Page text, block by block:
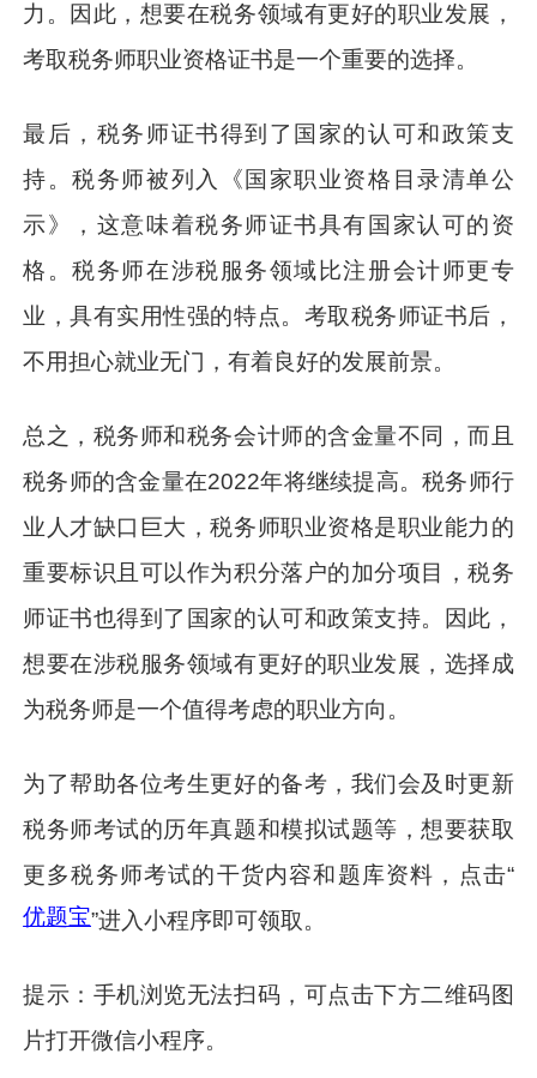
力。因此，想要在税务领域有更好的职业发展，
考取税务师职业资格证书是一个重要的选择。
最后，税务师证书得到了国家的认可和政策支
持。税务师被列入《国家职业资格目录清单公
示》，这意味着税务师证书具有国家认可的资
格。税务师在涉税服务领域比注册会计师更专
业，具有实用性强的特点。考取税务师证书后，
不用担心就业无门，有着良好的发展前景。
总之，税务师和税务会计师的含金量不同，而且
税务师的含金量在2022年将继续提高。税务师行
业人才缺口巨大，税务师职业资格是职业能力的
重要标识且可以作为积分落户的加分项目，税务
师证书也得到了国家的认可和政策支持。因此，
想要在涉税服务领域有更好的职业发展，选择成
为税务师是一个值得考虑的职业方向。
为了帮助各位考生更好的备考，我们会及时更新
税务师考试的历年真题和模拟试题等，想要获取
更多税务师考试的干货内容和题库资料，点击“
优题宝”进入小程序即可领取。
提示：手机浏览无法扫码，可点击下方二维码图
片打开微信小程序。